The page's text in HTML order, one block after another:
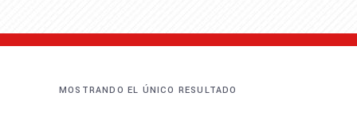
MOSTRANDO EL ÚNICO RESULTADO